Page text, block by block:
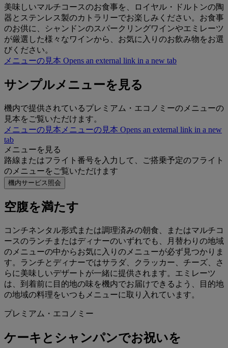
美味しいマルチコースのお食事を、ロイヤル・ドルトンの陶
器とステンレス製のカトラリーでお楽しみください。お食事
のお供に、シャンドンのスパークリングワインやエミレーツ
が厳選した様々なワインから、お気に入りのお飲み物をお選
びください。
メニューの見本 Opens an external link in a new tab
サンプルメニューを見る
機内で提供されているプレミアム・エコノミーのメニューの
見本をご覧いただけます。
メニューの見本 メニューの見本 Opens an external link in a new
tab
メニューを見る
路線またはフライト番号を入力して、ご搭乗予定のフライト
のメニューをご覧いただけます
機内サービス照会
空腹を満たす
コンチネンタル形式または調理済みの朝食、またはマルチコ
ースのランチまたはディナーのいずれでも、月替わりの地域
のメニューの中からお気に入りのメニューが必ず見つかりま
す。ランチとディナーではサラダ、クラッカー、チーズ、さ
らに美味しいデザートが一緒に提供されます。エミレーツ
は、到着前に目的地の味を機内でお届けできるよう、目的地
の地域の料理をいつもメニューに取り入れています。
プレミアム・エコノミー
ケーキとシャンパンでお祝いを